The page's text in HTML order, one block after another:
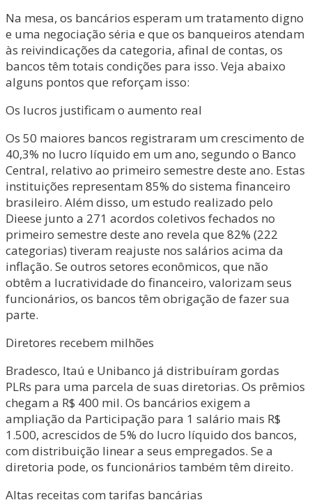
Na mesa, os bancários esperam um tratamento digno
e uma negociação séria e que os banqueiros atendam
às reivindicações da categoria, afinal de contas, os
bancos têm totais condições para isso. Veja abaixo
alguns pontos que reforçam isso:
Os lucros justificam o aumento real
Os 50 maiores bancos registraram um crescimento de
40,3% no lucro líquido em um ano, segundo o Banco
Central, relativo ao primeiro semestre deste ano. Estas
instituições representam 85% do sistema financeiro
brasileiro. Além disso, um estudo realizado pelo
Dieese junto a 271 acordos coletivos fechados no
primeiro semestre deste ano revela que 82% (222
categorias) tiveram reajuste nos salários acima da
inflação. Se outros setores econômicos, que não
obtêm a lucratividade do financeiro, valorizam seus
funcionários, os bancos têm obrigação de fazer sua
parte.
Diretores recebem milhões
Bradesco, Itaú e Unibanco já distribuíram gordas
PLRs para uma parcela de suas diretorias. Os prêmios
chegam a R$ 400 mil. Os bancários exigem a
ampliação da Participação para 1 salário mais R$
1.500, acrescidos de 5% do lucro líquido dos bancos,
com distribuição linear a seus empregados. Se a
diretoria pode, os funcionários também têm direito.
Altas receitas com tarifas bancárias